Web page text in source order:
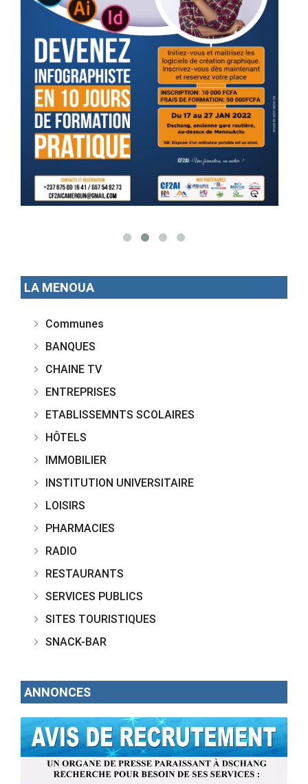
LA MENOUA
Communes
BANQUES
CHAINE TV
ENTREPRISES
ETABLISSEMNTS SCOLAIRES
HÔTELS
IMMOBILIER
INSTITUTION UNIVERSITAIRE
LOISIRS
PHARMACIES
RADIO
RESTAURANTS
SERVICES PUBLICS
SITES TOURISTIQUES
SNACK-BAR
ANNONCES